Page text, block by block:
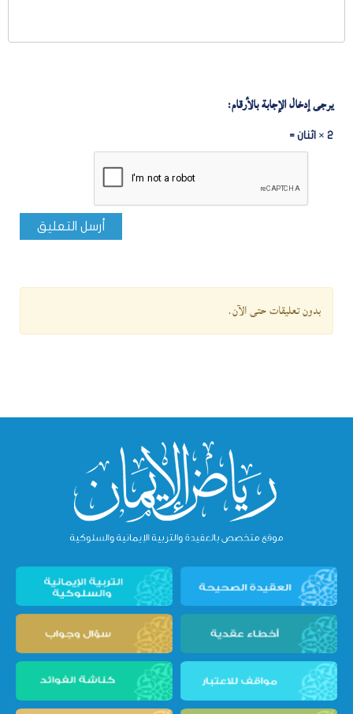
يرجى إدخال الإجابة بالأرقام:
2 × اثنان =
أرسل التعليق
بدون تعليقات حتى الآن.